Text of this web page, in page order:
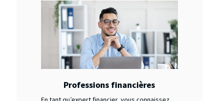
Professions financières